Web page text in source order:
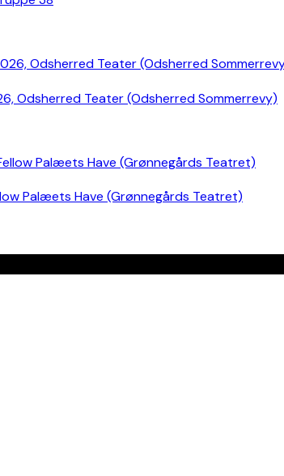
Odsherred Teater (Odsherred Sommerrevy)
Palæets Have (Grønnegårds Teatret)